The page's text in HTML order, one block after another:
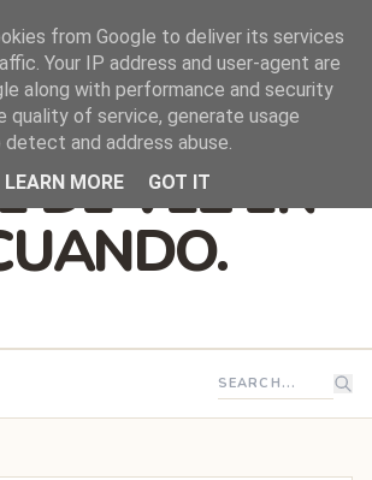
QUE ESTO
DE VEZ EN
from Google to deliver its services
Your IP address and user-agent are
along with performance and security
quality of service, generate usage
and address abuse.
LEARN MORE
GOT IT